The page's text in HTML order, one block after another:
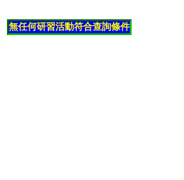
無任何研習活動符合查詢條件